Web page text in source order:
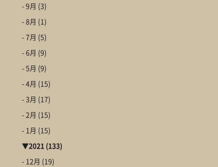
- 9月 (3)
- 8月 (1)
- 7月 (5)
- 6月 (9)
- 5月 (9)
- 4月 (15)
- 3月 (17)
- 2月 (15)
- 1月 (15)
▼2021 (133)
- 12月 (19)